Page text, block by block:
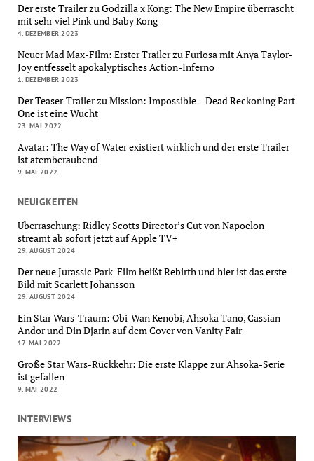
Der erste Trailer zu Godzilla x Kong: The New Empire überrascht
mit sehr viel Pink und Baby Kong
4. DEZEMBER 2023
Neuer Mad Max-Film: Erster Trailer zu Furiosa mit Anya Taylor-
Joy entfesselt apokalyptisches Action-Inferno
1. DEZEMBER 2023
Der Teaser-Trailer zu Mission: Impossible – Dead Reckoning Part
One ist eine Wucht
23. MAI 2022
Avatar: The Way of Water existiert wirklich und der erste Trailer
ist atemberaubend
9. MAI 2022
NEUIGKEITEN
Überraschung: Ridley Scotts Director’s Cut von Napoelon
streamt ab sofort jetzt auf Apple TV+
29. AUGUST 2024
Der neue Jurassic Park-Film heißt Rebirth und hier ist das erste
Bild mit Scarlett Johansson
29. AUGUST 2024
Ein Star Wars-Traum: Obi-Wan Kenobi, Ahsoka Tano, Cassian
Andor und Din Djarin auf dem Cover von Vanity Fair
17. MAI 2022
Große Star Wars-Rückkehr: Die erste Klappe zur Ahsoka-Serie
ist gefallen
9. MAI 2022
INTERVIEWS